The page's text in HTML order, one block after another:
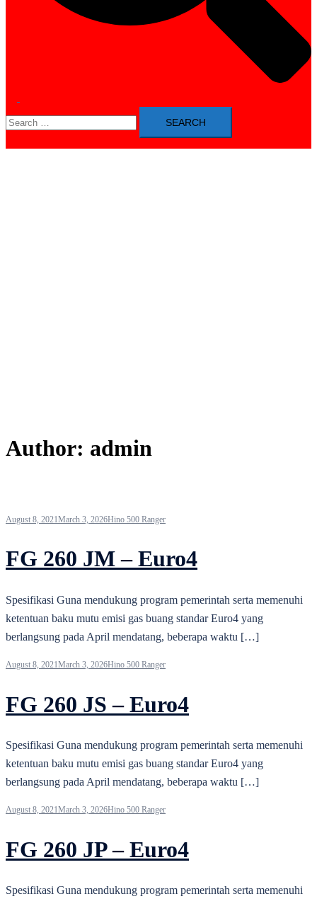
menu
Search
for:
Author: admin
August 8, 2021March 3, 2026Hino 500 Ranger
FG 260 JM – Euro4
Spesifikasi Guna mendukung program pemerintah serta memenuhi
ketentuan baku mutu emisi gas buang standar Euro4 yang
berlangsung pada April mendatang, beberapa waktu […]
August 8, 2021March 3, 2026Hino 500 Ranger
FG 260 JS – Euro4
Spesifikasi Guna mendukung program pemerintah serta memenuhi
ketentuan baku mutu emisi gas buang standar Euro4 yang
berlangsung pada April mendatang, beberapa waktu […]
August 8, 2021March 3, 2026Hino 500 Ranger
FG 260 JP – Euro4
Spesifikasi Guna mendukung program pemerintah serta memenuhi